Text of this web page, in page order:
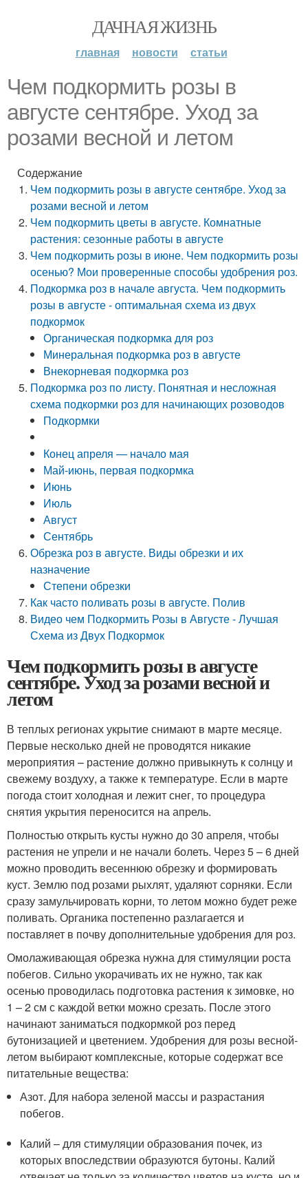
ДАЧНАЯ ЖИЗНЬ
главная новости статьи
Чем подкормить розы в
августе сентябре. Уход за
розами весной и летом
Содержание
Чем подкормить розы в августе сентябре. Уход за
розами весной и летом
Чем подкормить цветы в августе. Комнатные
растения: сезонные работы в августе
Чем подкормить розы в июне. Чем подкормить розы
осенью? Мои проверенные способы удобрения роз.
Подкормка роз в начале августа. Чем подкормить
розы в августе - оптимальная схема из двух
подкормок
Органическая подкормка для роз
Минеральная подкормка роз в августе
Внекорневая подкормка роз
Подкормка роз по листу. Понятная и несложная
схема подкормки роз для начинающих розоводов
Подкормки
Конец апреля — начало мая
Май-июнь, первая подкормка
Июнь
Июль
Август
Сентябрь
Обрезка роз в августе. Виды обрезки и их
назначение
Степени обрезки
Как часто поливать розы в августе. Полив
Видео чем Подкормить Розы в Августе - Лучшая
Схема из Двух Подкормок
Чем подкормить розы в августе
сентябре. Уход за розами весной и
летом
В теплых регионах укрытие снимают в марте месяце.
Первые несколько дней не проводятся никакие
мероприятия – растение должно привыкнуть к солнцу и
свежему воздуху, а также к температуре. Если в марте
погода стоит холодная и лежит снег, то процедура
снятия укрытия переносится на апрель.
Полностью открыть кусты нужно до 30 апреля, чтобы
растения не упрели и не начали болеть. Через 5 – 6 дней
можно проводить весеннюю обрезку и формировать
куст. Землю под розами рыхлят, удаляют сорняки. Если
сразу замульчировать корни, то летом можно будет реже
поливать. Органика постепенно разлагается и
поставляет в почву дополнительные удобрения для роз.
Омолаживающая обрезка нужна для стимуляции роста
побегов. Сильно укорачивать их не нужно, так как
осенью проводилась подготовка растения к зимовке, но
1 – 2 см с каждой ветки можно срезать. После этого
начинают заниматься подкормкой роз перед
бутонизацией и цветением. Удобрения для розы весной-
летом выбирают комплексные, которые содержат все
питательные вещества:
Азот. Для набора зеленой массы и разрастания
побегов.
Калий – для стимуляции образования почек, из
которых впоследствии образуются бутоны. Калий